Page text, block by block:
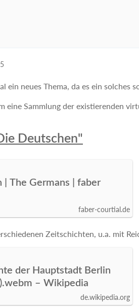
ein neues Thema, da es ein solches
eine Sammlung der existierenden
Deutschen"
| The Germans | faber
faber-courtial.de
Zeitschichten, u.a. mit
der Hauptstadt Berlin
– Wikipedia
de.wikipedia.org